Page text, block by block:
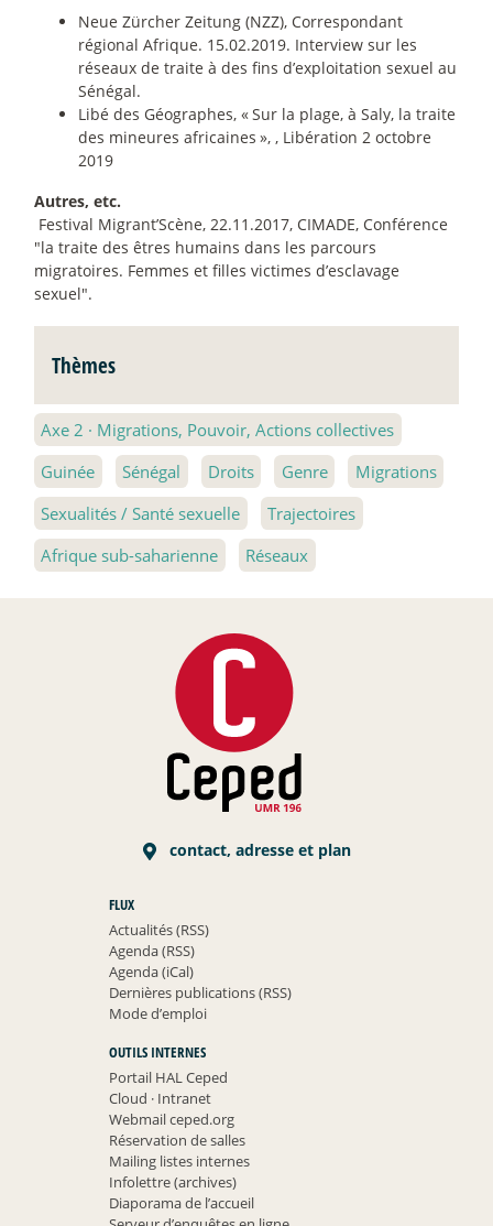
Neue Zürcher Zeitung (NZZ), Correspondant
régional Afrique. 15.02.2019. Interview sur les
réseaux de traite à des fins d’exploitation sexuel au
Sénégal.
Libé des Géographes, «Sur la plage, à Saly, la traite
des mineures africaines », , Libération 2 octobre
2019
Autres, etc.
­ Festival Migrant’Scène, 22.11.2017, CIMADE, Conférence
"la traite des êtres humains dans les parcours
migratoires. Femmes et filles victimes d’esclavage
sexuel".
Thèmes
Axe 2 · Migrations, Pouvoir, Actions collectives
Guinée
Sénégal Droits Genre
Migrations
Sexualités / Santé sexuelle
Trajectoires
Afrique sub-saharienne
Réseaux
contact, adresse et plan
FLUX
Actualités (RSS)
Agenda (RSS)
Agenda (iCal)
Dernières publications (RSS)
Mode d’emploi
OUTILS INTERNES
Portail HAL Ceped
Cloud ·Intranet
Webmail ceped.org
Réservation de salles
Mailing listes internes
Infolettre (archives)
Diaporama de l’accueil